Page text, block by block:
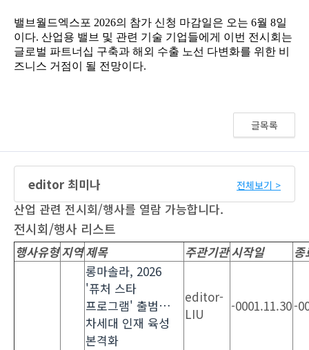
글목록
editor 최미나 전체보기 >
산업 관련 전시회/행사를 열람 가능합니다.
전시회/행사 리스트
행사유형지역제목 주관기관시작일
종
롱마솔라, 2026
'퓨처 스타
프로그램' 출범…
차세대 인재 육성
본격화
editor-
LIU
-0001.11.30-